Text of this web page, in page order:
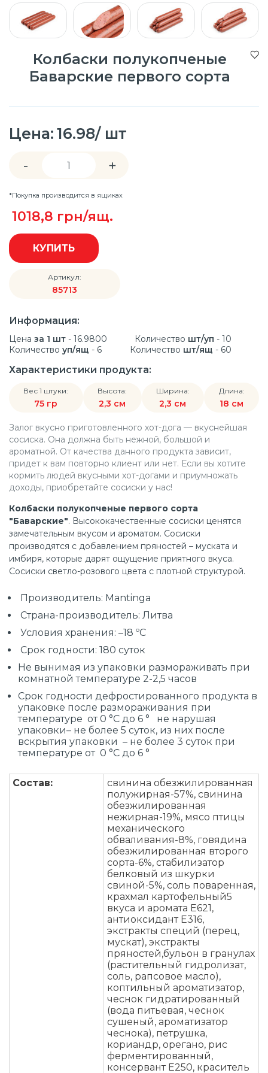
Колбаски полукопченые
Баварские первого сорта
Цена: 16.98/ шт
- +
*Покупка производится в ящиках
1018,8 грн/ящ.
КУПИТЬ
Артикул:
85713
Информация:
Цена за 1 шт - 16.9800 Количество шт/уп - 10
Количество уп/ящ - 6 Количество шт/ящ - 60
Характеристики продукта:
Вес 1 штуки:
75 гр
Высота:
2,3 см
Ширина:
2,3 см
Длина:
18 см
Залог вкусно приготовленного хот-дога — вкуснейшая
сосиска. Она должна быть нежной, большой и
ароматной. От качества данного продукта зависит,
придет к вам повторно клиент или нет. Если вы хотите
кормить людей вкусными хот-догами и приумножать
доходы, приобретайте сосиски у нас!
Колбаски полукопченые первого сорта
"Баварские". Высококачественные сосиски ценятся
замечательным вкусом и ароматом. Сосиски
производятся с добавлением пряностей – муската и
имбиря, которые дарят ощущение приятного вкуса.
Сосиски светло-розового цвета с плотной структурой.
Производитель: Mantinga
Страна-производитель: Литва
Условия хранения: –18 ºС
Срок годности: 180 суток
Не вынимая из упаковки размораживать при
комнатной температуре 2-2,5 часов
Срок годности дефростированного продукта в
упаковке после размораживания при
температуре от 0 °С до 6 ° не нарушая
упаковки– не более 5 суток, из них после
вскрытия упаковки – не более 3 суток при
температуре от 0 °С до 6 °
Состав:
свинина обезжилированная
полужирная-57%, свинина
обезжилированная
нежирная-19%, мясо птицы
механического
обваливания-8%, говядина
обезжилированная второго
сорта-6%, стабилизатор
белковый из шкурки
свиной-5%, соль поваренная,
крахмал картофельный5
вкуса и аромата Е621,
антиоксидант Е316,
экстракты специй (перец,
мускат), экстракты
пряностей,бульон в гранулах
(растительный гидролизат,
соль, рапсовое масло),
коптильный ароматизатор,
чеснок гидратированный
(вода питьевая, чеснок
сушеный, ароматизатор
чеснока), петрушка,
кориандр, орегано, рис
ферментированный,
консервант Е250, краситель